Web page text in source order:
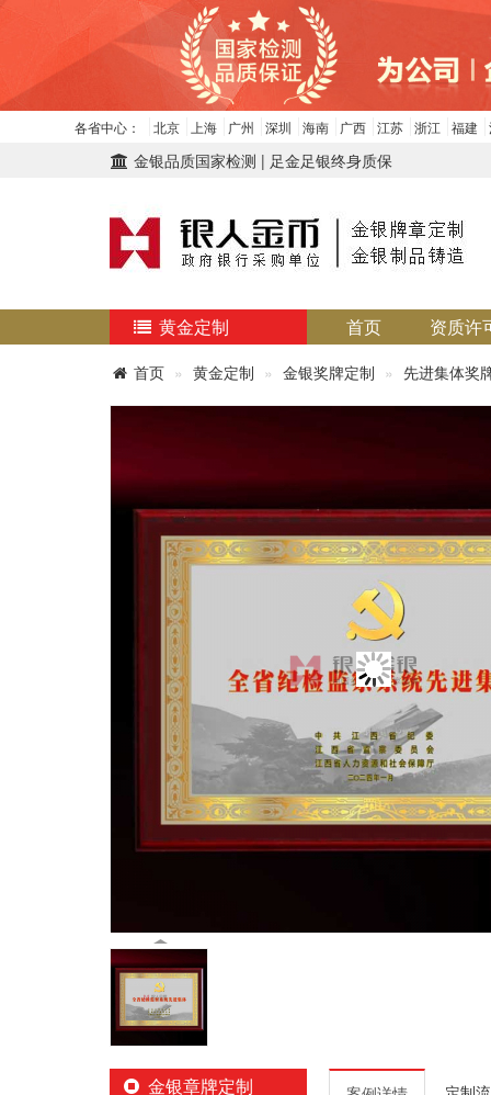
各省中心： 北京 上海 广州 深圳 海南 广西 江苏 浙江 福建
金银品质国家检测 | 足金足银终身质保
黄金定制 首页 资质许
首页 黄金定制 金银奖牌定制 先进集体奖
金银章牌定制